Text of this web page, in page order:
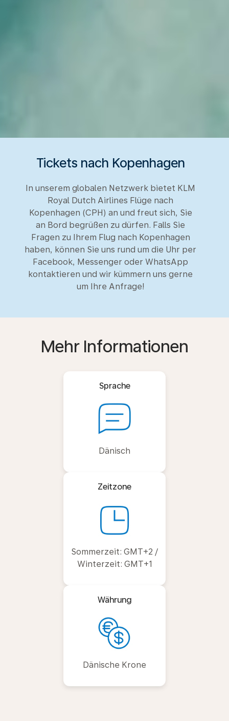
Tickets nach Kopenhagen
In unserem globalen Netzwerk bietet KLM
Royal Dutch Airlines Flüge nach
Kopenhagen (CPH) an und freut sich, Sie
an Bord begrüßen zu dürfen. Falls Sie
Fragen zu Ihrem Flug nach Kopenhagen
haben, können Sie uns rund um die Uhr per
Facebook, Messenger oder WhatsApp
kontaktieren und wir kümmern uns gerne
um Ihre Anfrage!
Mehr Informationen
Sprache
Dänisch
Zeitzone
Sommerzeit: GMT+2 /
Winterzeit: GMT+1
Währung
Dänische Krone